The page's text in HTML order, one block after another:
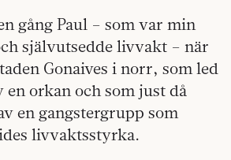
gång Paul – som var min
självutsedde livvakt – när
Gonaives i norr, som led
en orkan och som just då
en gangstergrupp som
livvaktsstyrka.